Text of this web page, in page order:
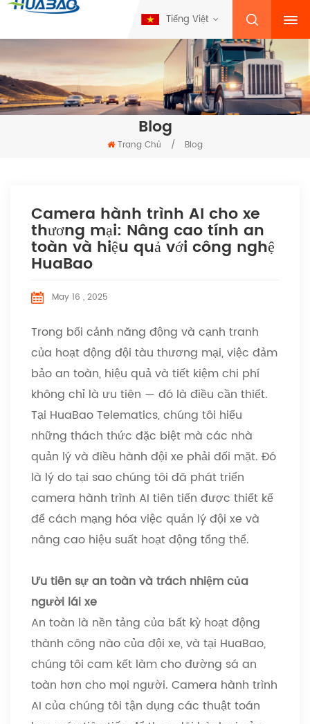
Tiếng Việt
Blog
Trang Chủ / Blog
Camera hành trình AI cho xe
thương mại: Nâng cao tính an
toàn và hiệu quả với công nghệ
HuaBao
May 16 , 2025
Trong bối cảnh năng động và cạnh tranh
của hoạt động đội tàu thương mại, việc đảm
bảo an toàn, hiệu quả và tiết kiệm chi phí
không chỉ là ưu tiên — đó là điều cần thiết.
Tại HuaBao Telematics, chúng tôi hiểu
những thách thức đặc biệt mà các nhà
quản lý và điều hành đội xe phải đối mặt. Đó
là lý do tại sao chúng tôi đã phát triển
camera hành trình AI tiên tiến được thiết kế
để cách mạng hóa việc quản lý đội xe và
nâng cao hiệu suất hoạt động tổng thể.
Ưu tiên sự an toàn và trách nhiệm của
người lái xe
An toàn là nền tảng của bất kỳ hoạt động
thành công nào của đội xe, và tại HuaBao,
chúng tôi cam kết làm cho đường sá an
toàn hơn cho mọi người. Camera hành trình
AI của chúng tôi tận dụng các thuật toán